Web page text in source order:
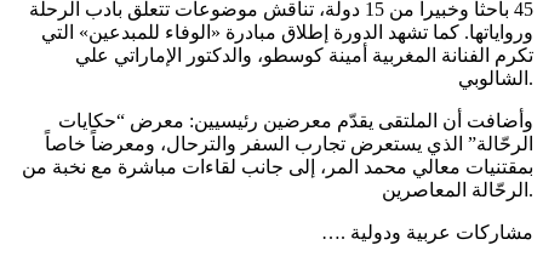
45 باحثاً وخبيراً من 15 دولة، تناقش موضوعات تتعلق بأدب الرحلة
ورواياتها. كما تشهد الدورة إطلاق مبادرة «الوفاء للمبدعين» التي
تكرم الفنانة المغربية أمينة كوسطو، والدكتور الإماراتي علي
الشالوبي.
وأضافت أن الملتقى يقدّم معرضين رئيسيين: معرض “حكايات
الرحّالة” الذي يستعرض تجارب السفر والترحال، ومعرضاً خاصاً
بمقتنيات معالي محمد المر، إلى جانب لقاءات مباشرة مع نخبة من
الرحّالة المعاصرين.
…. مشاركات عربية ودولية